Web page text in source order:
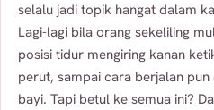
selalu jadi topik hangat dalam
Lagi-lagi bila orang sekeliling
posisi tidur mengiring kanan
perut, sampai cara berjalan
bayi. Tapi betul ke semua ini?